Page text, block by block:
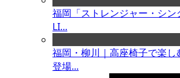
福岡「ストレンジャー・シン
LI...
福岡・柳川｜高座椅子で楽
登場...